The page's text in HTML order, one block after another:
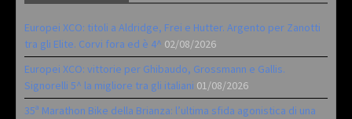
Europei XCO: titoli a Aldridge, Frei e Hutter. Argento per Zanotti
tra gli Elite. Corvi fora ed è 4^ 02/08/2026
Europei XCO: vittorie per Ghibaudo, Grossmann e Gallis.
Signorelli 5^ la migliore tra gli italiani 01/08/2026
35ª Marathon Bike della Brianza: l’ultima sfida agonistica di una